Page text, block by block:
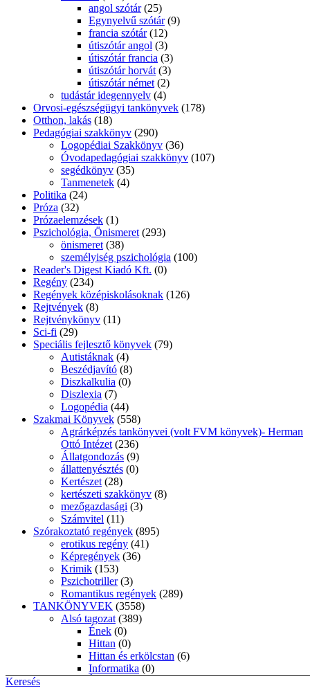
angol szótár (25)
Egynyelvű szótár (9)
francia szótár (12)
útiszótár angol (3)
útiszótár francia (3)
útiszótár horvát (3)
útiszótár német (2)
tudástár idegennyelv (4)
Orvosi-egészségügyi tankönyvek (178)
Otthon, lakás (18)
Pedagógiai szakkönyv (290)
Logopédiai Szakkönyv (36)
Óvodapedagógiai szakkönyv (107)
segédkönyv (35)
Tanmenetek (4)
Politika (24)
Próza (32)
Prózaelemzések (1)
Pszichológia, Önismeret (293)
önismeret (38)
személyiség pszichológia (100)
Reader's Digest Kiadó Kft. (0)
Regény (234)
Regények középiskolásoknak (126)
Rejtvények (8)
Rejtvénykönyv (11)
Sci-fi (29)
Speciális fejlesztő könyvek (79)
Autistáknak (4)
Beszédjavító (8)
Diszkalkulia (0)
Diszlexia (7)
Logopédia (44)
Szakmai Könyvek (558)
Agrárképzés tankönyvei (volt FVM könyvek)- Herman
Ottó Intézet (236)
Állatgondozás (9)
állattenyésztés (0)
Kertészet (28)
kertészeti szakkönyv (8)
mezőgazdasági (3)
Számvitel (11)
Szórakoztató regények (895)
erotikus regény (41)
Képregények (36)
Krimik (153)
Pszichotriller (3)
Romantikus regények (289)
TANKÖNYVEK (3558)
Alsó tagozat (389)
Ének (0)
Hittan (0)
Hittan és erkölcstan (6)
Informatika (0)
Keresés